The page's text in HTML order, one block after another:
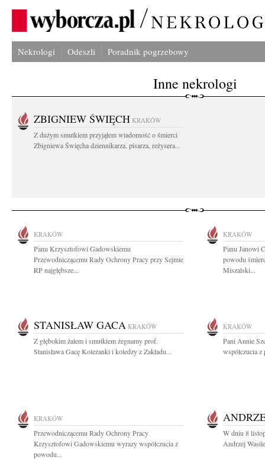
Nekrologi Odeszli Poradnik pogrzebowy
Inne nekrologi
ZBIGNIEW ŚWIĘCH KRAKÓW
Z dużym smutkiem przyjąłem wiadomość o śmierci
Zbigniewa Święcha dziennikarza, pisarza, reżysera...
KRAKÓW
Panu Krzysztofowi Gadowskiemu
Przewodniczącemu Rady Ochrony Pracy przy Sejmie
RP najgłębsze...
KRAKÓW
Panu Janowi
powodu
Miszalski...
STANISŁAW GACA KRAKÓW
Z głębokim żalem i smutkiem żegnamy prof.
Stanisława Gacę Koleżanki i koledzy z Zakładu...
KRAKÓW
Pani Annie
współczucia
KRAKÓW
Przewodniczącemu Rady Ochrony Pracy
Krzysztofowi Gadowskiemu wyrazy współczucia z
powodu...
W dniu 8
Andrzej